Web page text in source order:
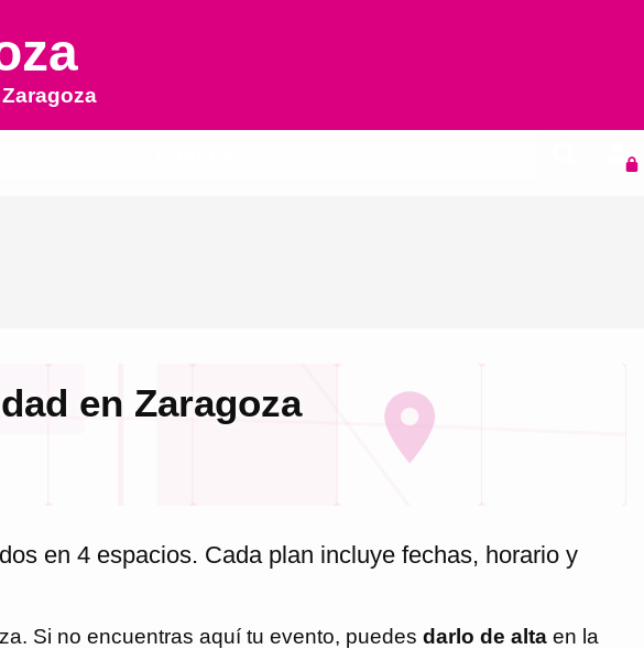
Zaragoza
en Zaragoza
en 4 espacios. Cada plan incluye fechas, horario y
. Si no encuentras aquí tu evento, puedes darlo de alta en la